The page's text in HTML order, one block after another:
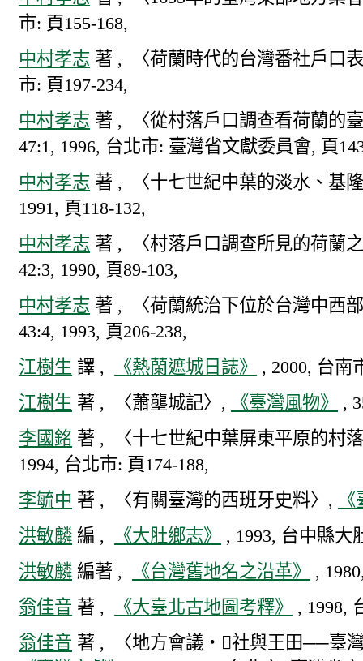
市: 頁155-168,
中村孝志 著 , 〈荷蘭時代的台灣番社戶口
市: 頁197-234,
中村孝志 著 , 〈從村落戶口調查看荷蘭的
47:1, 1996, 台北市: 臺灣省文獻委員會, 頁
中村孝志 著 , 〈十七世紀中葉的淡水、基
1991, 頁118-132,
中村孝志 著 , 〈村落戶口調查所見的荷蘭
42:3, 1990, 頁89-103,
中村孝志 著 , 〈荷蘭統治下位於台灣中西
43:4, 1993, 頁206-238,
江樹生 譯 , 《熱蘭遮城日誌》
, 2000, 台南
江樹生 著 , 〈蕭壟城記〉, 《臺灣風物》
,
李國銘 著 , 〈十七世紀中葉屏東平原的村
1994, 台北市: 頁174-188,
李毓中 著 , 〈有關臺灣的西班牙史料〉,
洪敏麟 編 , 《大肚鄉志》
, 1993, 台中縣大
洪敏麟 編著 , 《台灣舊地名之沿革》
,
翁佳音 著 , 《大臺北古地圖考釋》
, 1998,
翁佳音 著 , 〈地方會議‧社與王田──臺